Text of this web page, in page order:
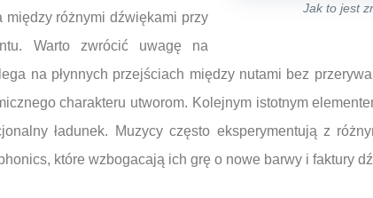
Jak to jest
między różnymi dźwiękami przy
Warto zwrócić uwagę na
na płynnych przejściach między nutami bez
charakteru utworom. Kolejnym istotnym
ładunek. Muzycy często eksperymentują z
które wzbogacają ich grę o nowe barwy i faktury